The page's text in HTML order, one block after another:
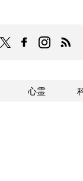
TOCANAの
心霊